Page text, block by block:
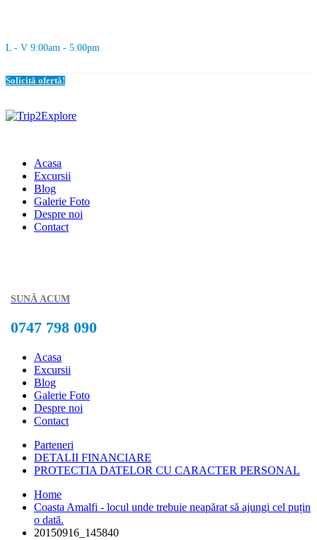
L - V 9:00am - 5:00pm
Solicită ofertă!
Acasa
Excursii
Blog
Galerie Foto
Despre noi
Contact
SUNĂ ACUM
0747 798 090
Acasa
Excursii
Blog
Galerie Foto
Despre noi
Contact
Parteneri
DETALII FINANCIARE
PROTECTIA DATELOR CU CARACTER PERSONAL
Home
Coasta Amalfi - locul unde trebuie neapărat să ajungi cel puțin
o dată.
20150916_145840